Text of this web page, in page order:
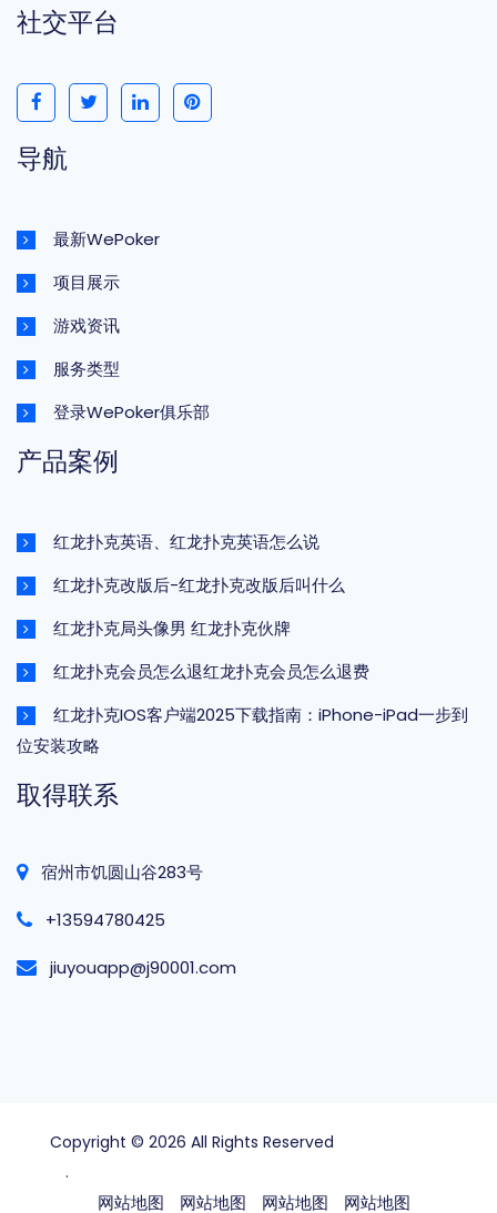
社交平台
导航
最新WePoker
项目展示
游戏资讯
服务类型
登录WePoker俱乐部
产品案例
红龙扑克英语、红龙扑克英语怎么说
红龙扑克改版后-红龙扑克改版后叫什么
红龙扑克局头像男 红龙扑克伙牌
红龙扑克会员怎么退红龙扑克会员怎么退费
红龙扑克IOS客户端2025下载指南：iPhone-iPad一步到
位安装攻略
取得联系
宿州市饥圆山谷283号
+13594780425
jiuyouapp@j90001.com
Copyright © 2026 All Rights Reserved
.
网站地图 网站地图 网站地图 网站地图